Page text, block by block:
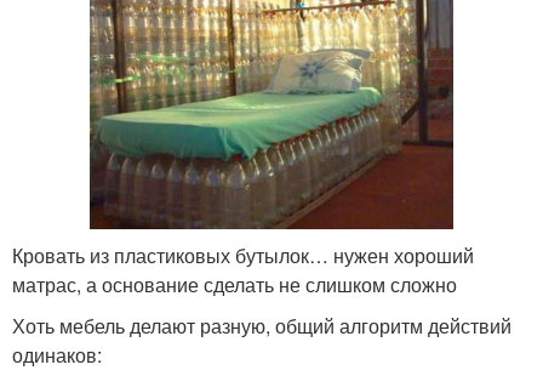
Кровать из пластиковых бутылок… нужен хороший
матрас, а основание сделать не слишком сложно
Хоть мебель делают разную, общий алгоритм действий
одинаков: